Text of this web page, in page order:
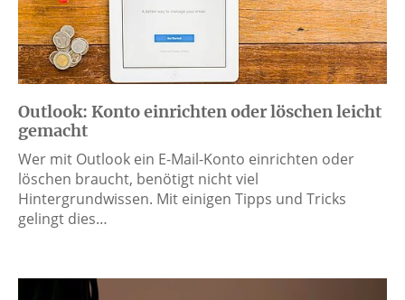
Outlook: Konto einrichten oder löschen leicht
gemacht
Wer mit Outlook ein E-Mail-Konto einrichten oder
löschen braucht, benötigt nicht viel
Hintergrundwissen. Mit einigen Tipps und Tricks
gelingt dies…